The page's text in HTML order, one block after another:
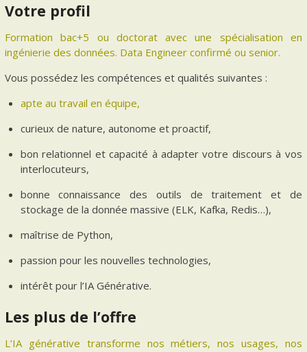
Votre profil
Formation bac+5 ou doctorat avec une spécialisation en
ingénierie des données. Data Engineer confirmé ou senior.
Vous possédez les compétences et qualités suivantes :
apte au travail en équipe,
curieux de nature, autonome et proactif,
bon relationnel et capacité à adapter votre discours à vos
interlocuteurs,
bonne connaissance des outils de traitement et de
stockage de la donnée massive (ELK, Kafka, Redis…),
maîtrise de Python,
passion pour les nouvelles technologies,
intérêt pour l’IA Générative.
Les plus de l’offre
L’IA générative transforme nos métiers, nos usages, nos